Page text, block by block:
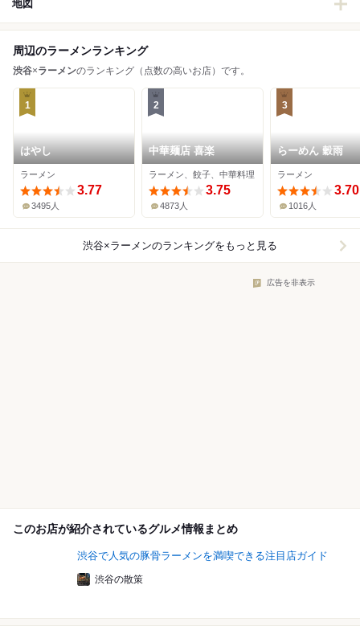
地図
周辺のラーメンランキング
渋谷×ラーメンのランキング（点数の高いお店）です。
1
はやし
ラーメン
3.77
3495人
2
中華麺店 喜楽
ラーメン、餃子、中華料理
3.75
4873人
3
らーめん 穀雨
ラーメン
3.70
1016人
渋谷×ラーメンのランキングをもっと見る
広告を非表示
このお店が紹介されているグルメ情報まとめ
渋谷で人気の豚骨ラーメンを満喫できる注目店ガイド
渋谷の散策